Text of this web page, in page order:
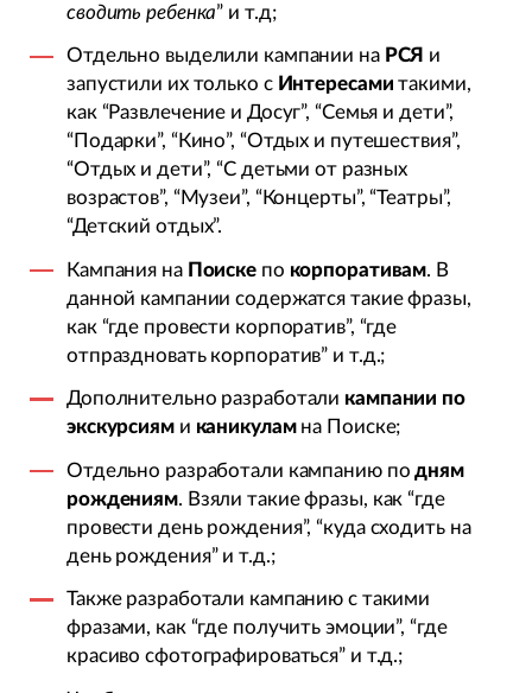
сводить ребенка” и т.д;
Отдельно выделили кампании на РСЯ и
запустили их только с Интересамитакими,
как “Развлечение и Досуг”, “Семья и дети”,
“Подарки”, “Кино”, “Отдых и путешествия”,
“Отдых и дети”, “С детьми от разных
возрастов”, “Музеи”, “Концерты”, “Театры”,
“Детский отдых”.
Кампания на Поиске по корпоративам. В
данной кампании содержатся такие фразы,
как “где провести корпоратив”, “где
отпраздновать корпоратив” и т.д.;
Дополнительно разработали кампании по
экскурсиями каникулам на Поиске;
Отдельно разработали кампанию подням
рождениям. Взяли такие фразы, как “где
провести день рождения”, “куда сходить на
день рождения” и т.д.;
Также разработали кампанию с такими
фразами, как “где получить эмоции”, “где
красиво сфотографироваться” и т.д.;